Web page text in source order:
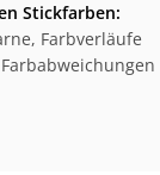
Stickfarben:
Farbverläufe